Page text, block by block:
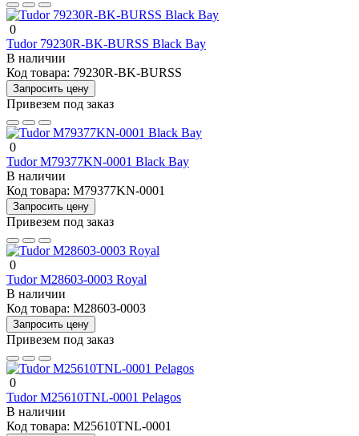
0
Tudor 79230R-BK-BURSS Black Bay
В наличии
Код товара: 79230R-BK-BURSS
Запросить цену
Привезем под заказ
0
Tudor M79377KN-0001 Black Bay
В наличии
Код товара: M79377KN-0001
Запросить цену
Привезем под заказ
0
Tudor M28603-0003 Royal
В наличии
Код товара: M28603-0003
Запросить цену
Привезем под заказ
0
Tudor M25610TNL-0001 Pelagos
В наличии
Код товара: M25610TNL-0001